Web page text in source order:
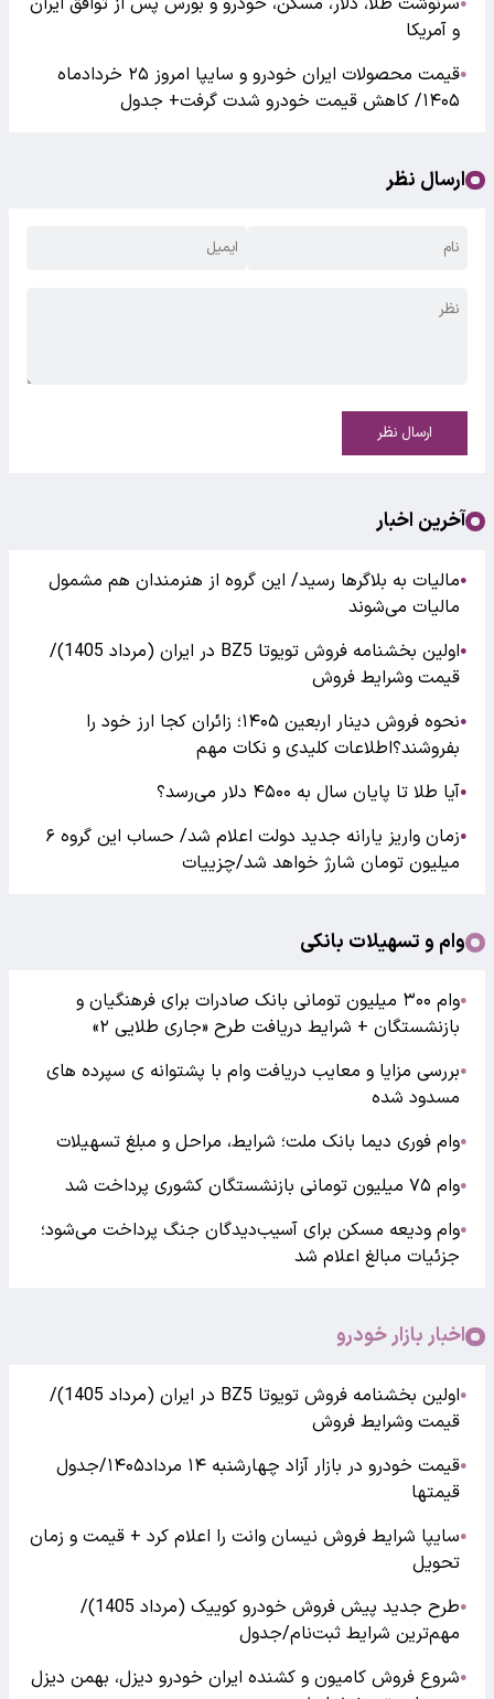
و آمریکا
●
قیمت محصولات ایران خودرو و سایپا امروز ۲۵ خردادماه
۱۴۰۵/ کاهش قیمت خودرو شدت گرفت+ جدول
ارسال نظر
ارسال نظر
آخرین اخبار
●مالیات به بلاگرها رسید/ این گروه از هنرمندان هم مشمول
مالیات می‌شوند
●
اولین بخشنامه فروش تویوتا BZ5 در ایران (مرداد 1405)/
قیمت وشرایط فروش
●
نحوه فروش دینار اربعین ۱۴۰۵؛ زائران کجا ارز خود را
بفروشند؟اطلاعات کلیدی و نکات مهم
●آیا طلا تا پایان سال به ۴۵۰۰ دلار می‌رسد؟
●
زمان واریز یارانه جدید دولت اعلام شد/ حساب این گروه ۶
میلیون تومان شارژ خواهد شد/چزییات
وام و تسهیلات بانکی
●
وام ۳۰۰ میلیون تومانی بانک صادرات برای فرهنگیان و
بازنشستگان + شرایط دریافت طرح «جاری طلایی ۲»
●بررسی مزایا و معایب دریافت وام با پشتوانه ی سپرده های
مسدود شده
●وام فوری دیما بانک ملت؛ شرایط، مراحل و مبلغ تسهیلات
●وام ۷۵ میلیون تومانی بازنشستگان کشوری پرداخت شد
●وام ودیعه مسکن برای آسیب‌دیدگان جنگ پرداخت می‌شود؛
جزئیات مبالغ اعلام شد
اخبار بازار خودرو
●
اولین بخشنامه فروش تویوتا BZ5 در ایران (مرداد 1405)/
قیمت وشرایط فروش
●
قیمت خودرو در بازار آزاد چهارشنبه ۱۴ مرداد۱۴۰۵/جدول
قیمتها
●سایپا شرایط فروش نیسان وانت را اعلام کرد + قیمت و زمان
تحویل
●
طرح جدید پیش فروش خودرو کوییک (مرداد 1405)/
مهم‌ترین شرایط ثبت‌نام/جدول
●شروع فروش کامیون و کشنده ایران خودرو دیزل، بهمن دیزل